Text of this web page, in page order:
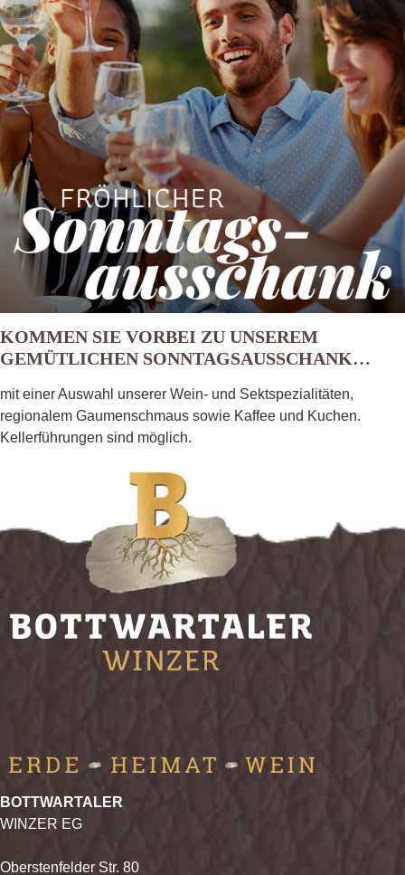
KOMMEN SIE VORBEI ZU UNSEREM
GEMÜTLICHEN SONNTAGSAUSSCHANK…
mit einer Auswahl unserer Wein- und Sekt­spezialitäten,
regionalem Gaumenschmaus sowie Kaffee und Kuchen.
Kellerführungen sind möglich.
BOTTWARTALER
WINZER EG
Oberstenfelder Str. 80